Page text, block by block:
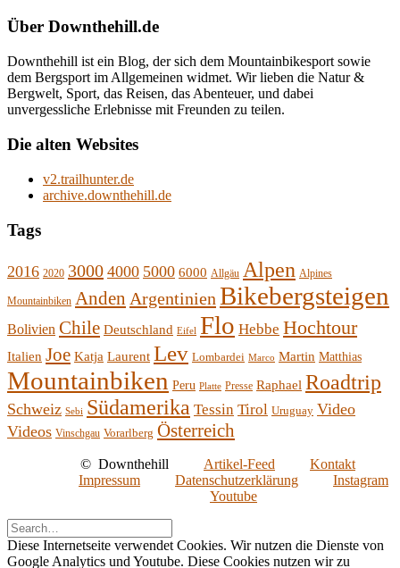
Über Downthehill.de
Downthehill ist ein Blog, der sich dem Mountainbikesport sowie
dem Bergsport im Allgemeinen widmet. Wir lieben die Natur &
Bergwelt, Sport, das Reisen, das Abenteuer, und dabei
unvergessliche Erlebnisse mit Freunden zu teilen.
Die alten Websites
v2.trailhunter.de
archive.downthehill.de
Tags
2016 2020 3000 4000 5000 6000 Allgäu Alpen Alpines
Mountainbiken Anden Argentinien Bikebergsteigen
Bolivien Chile Deutschland Eifel Flo Hebbe Hochtour
Italien Joe Katja Laurent Lev Lombardei Marco Martin Matthias
Mountainbiken Peru Platte Presse Raphael Roadtrip
Schweiz Sebi Südamerika Tessin Tirol Uruguay Video
Videos Vinschgau Vorarlberg Österreich
© Downthehill Artikel-Feed
Kontakt
Impressum
Datenschutzerklärung
Instagram
Youtube
Diese Internetseite verwendet Cookies. Wir nutzen die Dienste von
Google Analytics und Youtube. Diese Cookies nutzen wir zu